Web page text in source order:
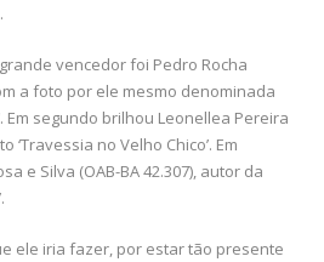
vencedor foi Pedro Rocha
a foto por ele mesmo denominada
Em segundo brilhou Leonellea Pereira
‘Travessia no Velho Chico’. Em
e Silva (OAB-BA 42.307), autor da
ele iria fazer, por estar tão presente